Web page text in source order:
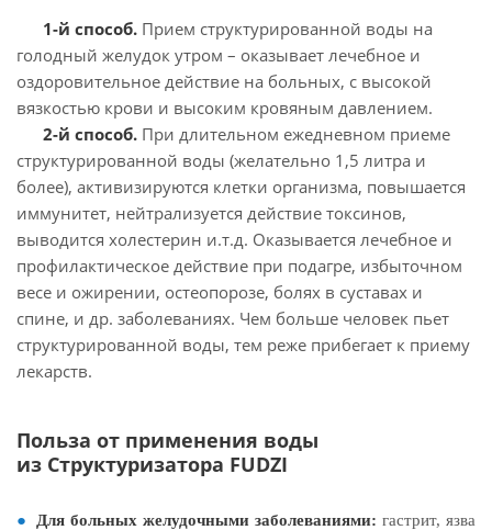
1-й способ. Прием структурированной воды на
голодный желудок утром – оказывает лечебное и
оздоровительное действие на больных, с высокой
вязкостью крови и высоким кровяным давлением.
2-й способ. При длительном ежедневном приеме
структурированной воды (желательно 1,5 литра и
более), активизируются клетки организма, повышается
иммунитет, нейтрализуется действие токсинов,
выводится холестерин и.т.д. Оказывается лечебное и
профилактическое действие при подагре, избыточном
весе и ожирении, остеопорозе, болях в суставах и
спине, и др. заболеваниях. Чем больше человек пьет
структурированной воды, тем реже прибегает к приему
лекарств.
Польза от применения воды
из Структуризатора FUDZI
Для больных желудочными заболеваниями: гастрит, язва